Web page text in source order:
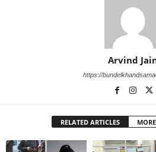
Arvind
https://
RELATED ARTICLES